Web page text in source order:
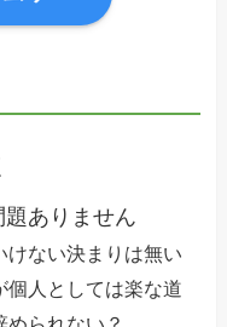
ありません
けない決まりは無い
個人としては楽な道